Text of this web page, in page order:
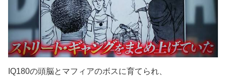
IQ180の頭脳とマフィアのボスに育てられ、